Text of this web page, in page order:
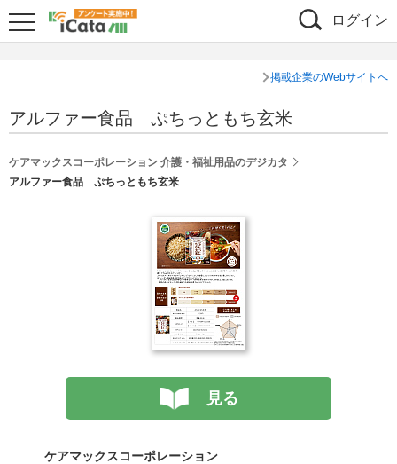
ログイン
掲載企業のWebサイトへ
アルファー食品 ぷちっともち玄米
ケアマックスコーポレーション 介護・福祉用品のデジカタ
アルファー食品 ぷちっともち玄米
見る
ケアマックスコーポレーション